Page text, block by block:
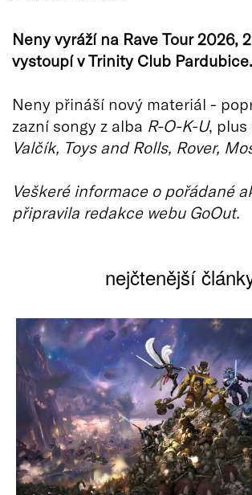
Neny vyráží na Rave Tour 2026,
vystoupí v Trinity Club Pardubice.
Neny přináší nový materiál -
zazní songy z alba R-O-K-U, plus
Valčík, Toys and Rolls, Rover,
Veškeré informace o pořádané
připravila redakce webu GoOut.
nejčtenější